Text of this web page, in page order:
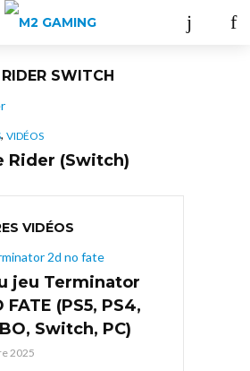
SWITCH
, VIDÉOS
Rider (Switch)
VIDÉOS
jeu Terminator
FATE (PS5, PS4,
Switch, PC)
2025